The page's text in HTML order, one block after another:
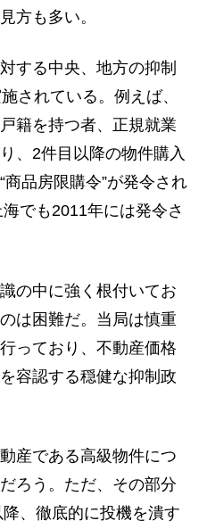
方も多い。
する中央、地方の抑制
されている。例えば、
籍を持つ者、正規就業
、2件目以降の物件購入
品房限購令”が発令され
でも2011年には発令さ
の中に強く根付いてお
は困難だ。当局は慎重
っており、不動産価格
容認する穏健な抑制政
産である高級物件につ
ろう。ただ、その部分
、徹底的に投機を潰す